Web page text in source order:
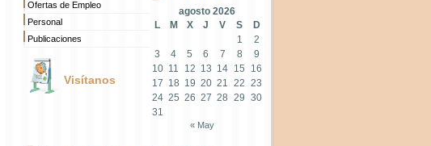
Ofertas de Empleo
Personal
Publicaciones
Visítanos
agosto 2026
L
M X J V S
D
1
2
3
4 5 6 7 8
9
10 11 12 13 14 15
16
17 18 19 20 21 22 23
24 25 26 27 28 29 30
31
« May